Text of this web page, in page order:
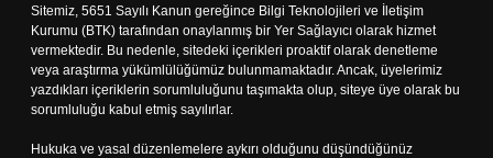
Sitemiz, 5651 Sayılı Kanun gereğince Bilgi Teknolojileri ve İletişim
Kurumu (BTK) tarafından onaylanmış bir Yer Sağlayıcı olarak hizmet
vermektedir. Bu nedenle, sitedeki içerikleri proaktif olarak denetleme
veya araştırma yükümlülüğümüz bulunmamaktadır. Ancak, üyelerimiz
yazdıkları içeriklerin sorumluluğunu taşımakta olup, siteye üye olarak bu
sorumluluğu kabul etmiş sayılırlar.
Hukuka ve yasal düzenlemelere aykırı olduğunu düşündüğünüz